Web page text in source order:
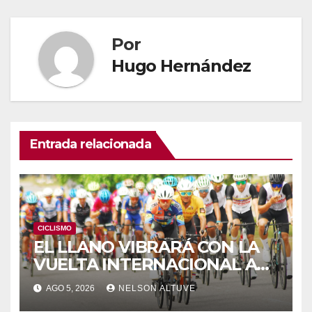
Por
Hugo Hernández
Entrada relacionada
CICLISMO
EL LLANO VIBRARÁ CON LA
VUELTA INTERNACIONAL A
ZAMORA
AGO 5, 2026 NELSON ALTUVE